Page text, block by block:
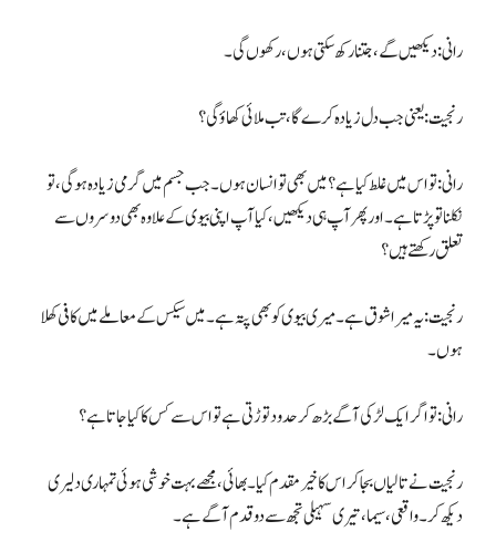
رانی: دیکھیں گے، جتنا رکھ سکتی ہوں، رکھوں گی۔
رنجیت: یعنی جب دل زیادہ کرے گا، تب ملائی کھاؤ گی؟
رانی: تو اس میں غلط کیا ہے؟ میں بھی تو انسان ہوں۔ جب جسم میں گرمی زیادہ ہوگی، تو
نکلنا تو پڑتا ہے۔ اور پھر آپ ہی دیکھیں، کیا آپ اپنی بیوی کے علاوہ بھی دوسروں سے
تعلق رکھتے ہیں؟
رنجیت: یہ میرا شوق ہے۔ میری بیوی کو بھی پتہ ہے۔ میں سیکس کے معاملے میں کافی کھلا
ہوں۔
رانی: تو اگر ایک لڑکی آگے بڑھ کر حدود توڑتی ہے تو اس سے کس کا کیا جاتا ہے؟
رنجیت نے تالیاں بجا کر اس کا خیر مقدم کیا۔ بھائی، مجھے بہت خوشی ہوئی تمہاری دلیری
دیکھ کر۔ واقعی، سیما، تیری سہیلی تجھ سے دو قدم آگے ہے۔